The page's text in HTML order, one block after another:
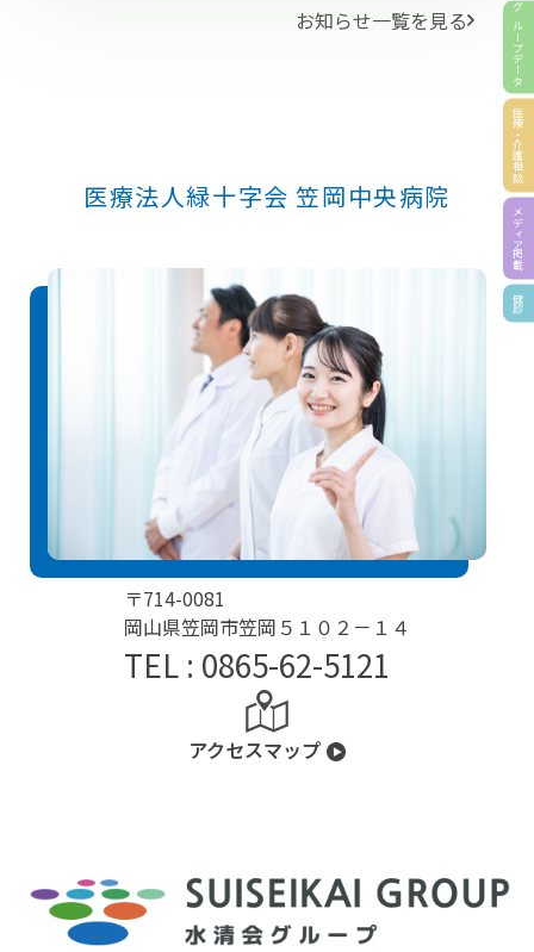
グループデータ
医療・介護相談
メディア掲載
健診
お知らせ一覧を見る
医療法人緑十字会 笠岡中央病院
〒714-0081
岡山県笠岡市笠岡５１０２－１４
TEL : 0865-62-5121
アクセスマップ